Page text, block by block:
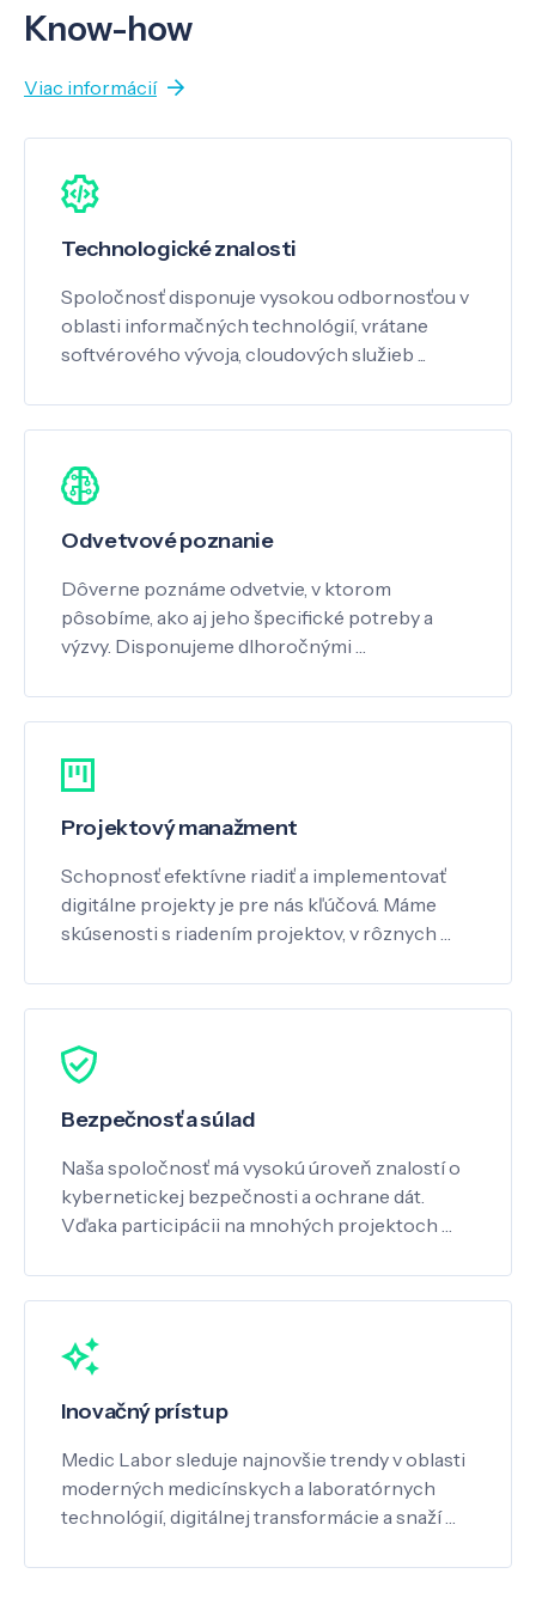
Know-how
Viac informácií
Technologické znalosti
Spoločnosť disponuje vysokou odbornosťou v
oblasti informačných technológií, vrátane
softvérového vývoja, cloudových služieb ...
Odvetvové poznanie
Dôverne poznáme odvetvie, v ktorom
pôsobíme, ako aj jeho špecifické potreby a
výzvy. Disponujeme dlhoročnými …
Projektový manažment
Schopnosť efektívne riadiť a implementovať
digitálne projekty je pre nás kľúčová. Máme
skúsenosti s riadením projektov, v rôznych …
Bezpečnosť a súlad
Naša spoločnosť má vysokú úroveň znalostí o
kybernetickej bezpečnosti a ochrane dát.
Vďaka participácii na mnohých projektoch …
Inovačný prístup
Medic Labor sleduje najnovšie trendy v oblasti
moderných medicínskych a laboratórnych
technológií, digitálnej transformácie a snaží …